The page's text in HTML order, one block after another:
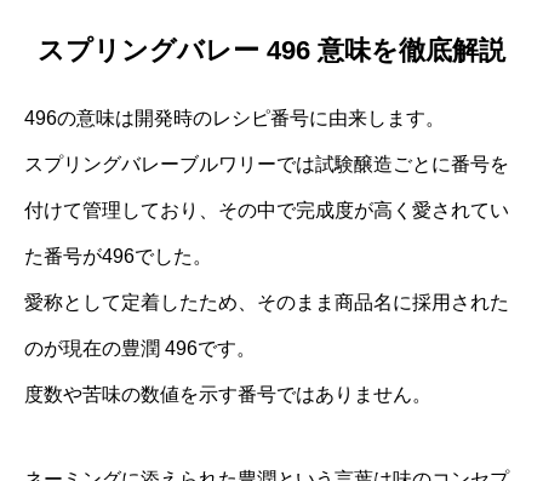
スプリングバレー 496 意味を徹底解説
496の意味は開発時のレシピ番号に由来します。
スプリングバレーブルワリーでは試験醸造ごとに番号を
付けて管理しており、その中で完成度が高く愛されてい
た番号が496でした。
愛称として定着したため、そのまま商品名に採用された
のが現在の豊潤 496です。
度数や苦味の数値を示す番号ではありません。